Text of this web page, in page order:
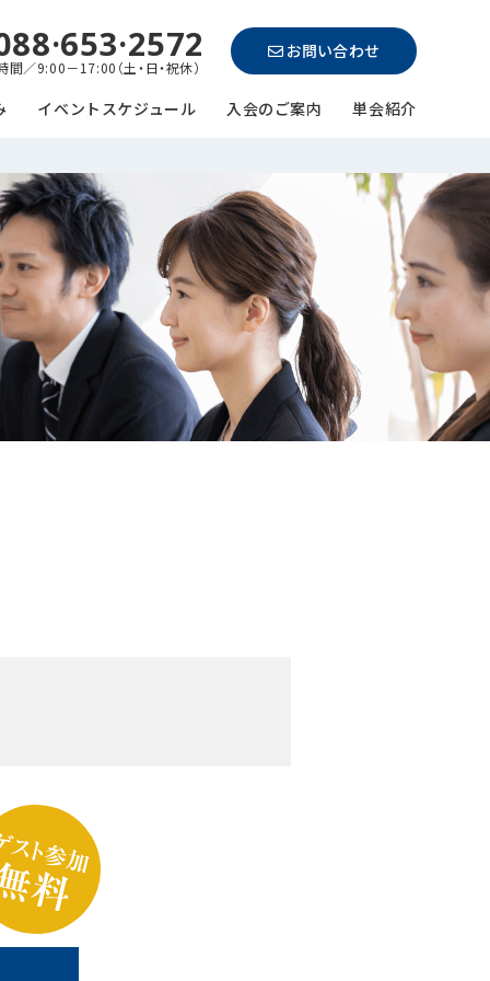
間／9:00－17:00（土・日・祝休）
お問い合わせ
イベントスケジュール 入会のご案内 単会紹介